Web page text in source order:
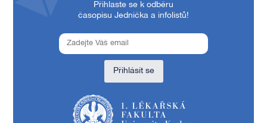
Přihlaste se k odběru
časopisu Jednička a infolistů!
Přihlásit se